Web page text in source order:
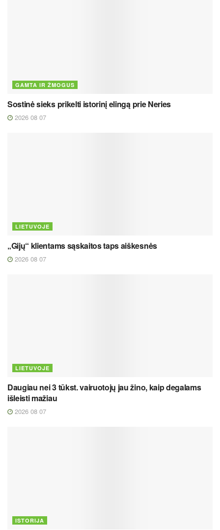
GAMTA IR ŽMOGUS
Sostinė sieks prikelti istorinį elingą prie Neries
2026 08 07
LIETUVOJE
„Gijų“ klientams sąskaitos taps aiškesnės
2026 08 07
LIETUVOJE
Daugiau nei 3 tūkst. vairuotojų jau žino, kaip degalams
išleisti mažiau
2026 08 07
ISTORIJA